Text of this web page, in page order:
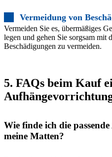
Vermeidung von
Vermeiden Sie es, übermäßiges
legen und gehen Sie sorgsam mit
Beschädigungen zu vermeiden.
5. FAQs beim Kauf
Wie finde ich die
meine Matten?